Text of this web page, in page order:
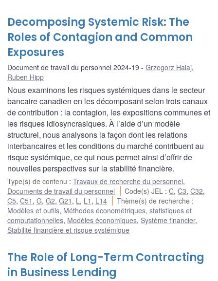
Decomposing Systemic Risk: The
Roles of Contagion and Common
Exposures
Document de travail du personnel 2024-19 Grzegorz Halaj,
Ruben Hipp
Nous examinons les risques systémiques dans le secteur
bancaire canadien en les décomposant selon trois canaux
de contribution : la contagion, les expositions communes et
les risques idiosyncrasiques. À l’aide d’un modèle
structurel, nous analysons la façon dont les relations
interbancaires et les conditions du marché contribuent au
risque systémique, ce qui nous permet ainsi d’offrir de
nouvelles perspectives sur la stabilité financière.
Type(s) de contenu : Travaux de recherche du personnel,
Documents de travail du personnel
Code(s) JEL :C,C3,C32,
C5, C51 , G, G2, G21 , L , L1 , L14 Thème(s) de recherche :
Modèles et outils, Méthodes économétriques, statistiques et
computationnelles, Modèles économiques, Système financier,
Stabilité financière et risque systémique
The Role of Long-Term Contracting
in Business Lending